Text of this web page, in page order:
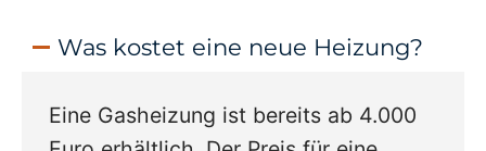
Was kostet eine neue Heizung?
Eine Gasheizung ist bereits ab 4.000